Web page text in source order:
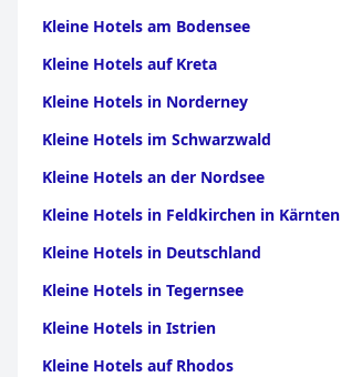
Kleine Hotels am Bodensee
Kleine Hotels auf Kreta
Kleine Hotels in Norderney
Kleine Hotels im Schwarzwald
Kleine Hotels an der Nordsee
Kleine Hotels in Feldkirchen in Kärnten
Kleine Hotels in Deutschland
Kleine Hotels in Tegernsee
Kleine Hotels in Istrien
Kleine Hotels auf Rhodos